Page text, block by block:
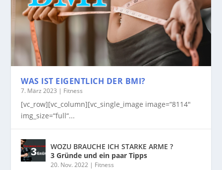
WAS IST EIGENTLICH DER BMI?
7. März 2023 | Fitness
[vc_row][vc_column][vc_single_image image=“8114″
img_size=“full“...
WOZU BRAUCHE ICH STARKE ARME ?
3 Gründe und ein paar Tipps
20. Nov. 2022 | Fitness